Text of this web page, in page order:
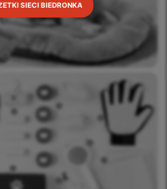
SIECI BIEDRONKA